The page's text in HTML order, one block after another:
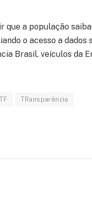
que a população
o acesso a dados
Brasil, veículos da
TRansparência